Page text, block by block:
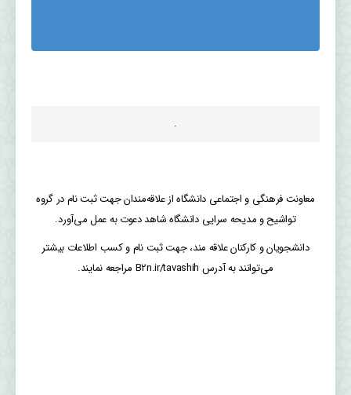
.
معاونت فرهنگی و اجتماعی دانشگاه از علاقه‌مندان جهت ثبت نام در گروه
تواشیح و مدیحه سرایی دانشگاه شاهد دعوت به عمل می‌آورد.
دانشجویان و کارکنان علاقه مند، جهت ثبت نام و کسب اطلاعات بیشتر
می‌توانند به آدرس B2n.ir/tavashih مراجعه نمایند.